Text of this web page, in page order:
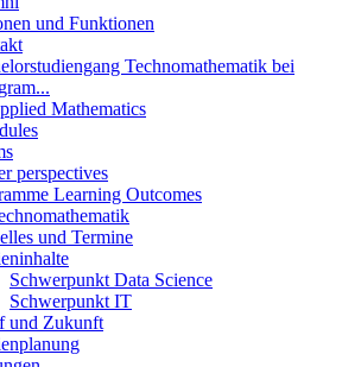
und Funktionen
Technomathematik bei
Mathematics
perspectives
Learning Outcomes
und Termine
Schwerpunkt Data Science
Schwerpunkt IT
und Zukunft